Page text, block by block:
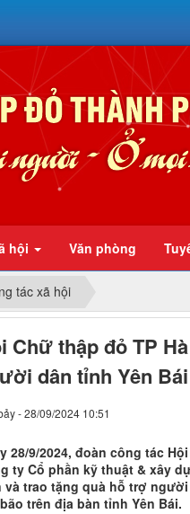
Ở mọi nơi
hội Văn phòng
tác xã hội
Chữ thập đỏ TP
dân tỉnh Yên
- 28/09/2024 10:51
28/9/2024, đoàn công tác
ty Cổ phần kỹ thuật & xây
và trao tặng quà hỗ trợ
trên địa bàn tỉnh Yên Bái.